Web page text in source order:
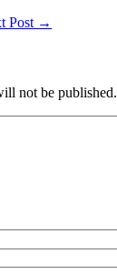
Post →
not be published.